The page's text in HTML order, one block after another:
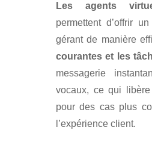
Les agents
permettent d’offrir
gérant de manière
courantes et les
messagerie
vocaux, ce qui
pour des cas plus
l’expérience client.